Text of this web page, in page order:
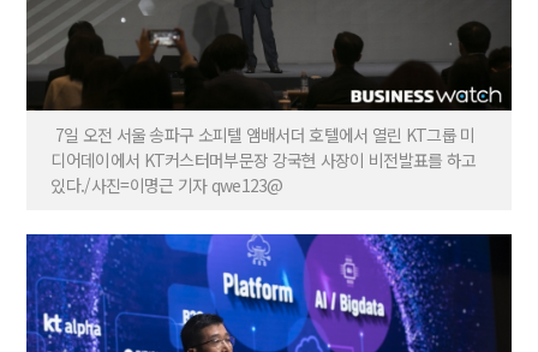
7일 오전 서울 송파구 소피텔 앰배서더 호텔에서 열린 KT그룹 미
디어데이에서 KT커스터머부문장 강국현 사장이 비전발표를 하고
있다./사진=이명근 기자 qwe123@